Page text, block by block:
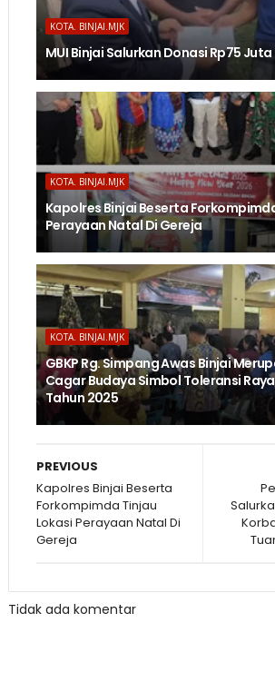
KOTA. BINJAI.MJK
MUI Binjai Salurkan Donasi Rp75 Juta
KOTA. BINJAI.MJK
Kapolres Binjai Beserta
Perayaan Natal Di Gereja
KOTA. BINJAI.MJK
GBKP Rg. Simpang Awas Binjai
Cagar Budaya Simbol Toleransi
Tahun 2025
PREVIOUS
Kapolres Binjai Beserta
Forkompimda Tinjau
Lokasi Perayaan Natal Di
Gereja
Tidak ada komentar